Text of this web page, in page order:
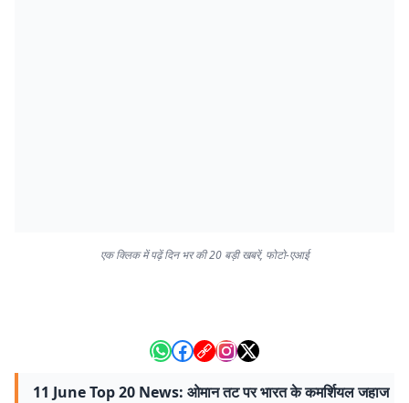
एक क्लिक में पढ़ें दिन भर की 20 बड़ी खबरें, फोटो-एआई
11 June Top 20 News: ओमान तट पर भारत के कमर्शियल जहाज